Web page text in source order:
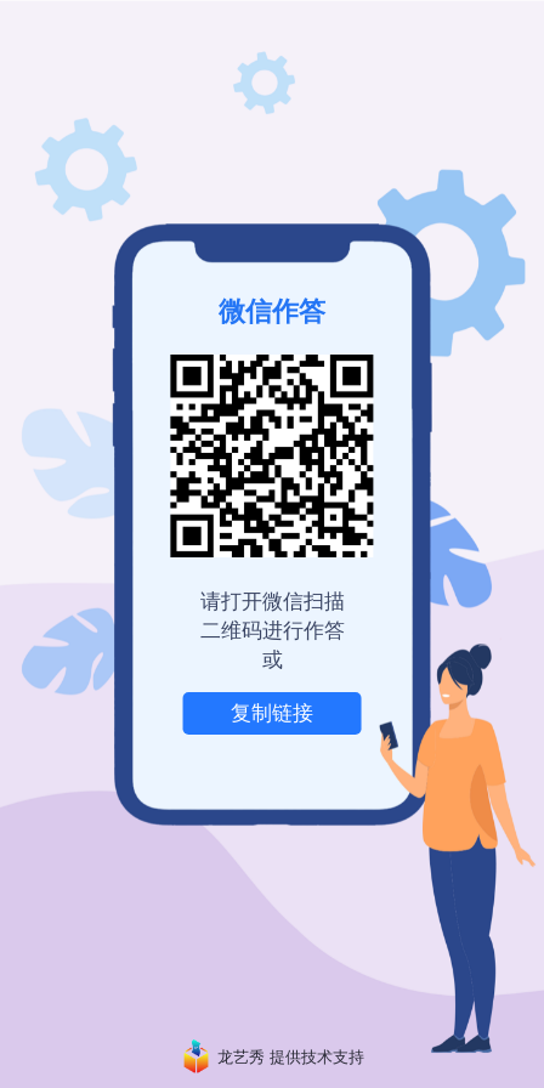
该接龙未发布
登录查看历史记录 我也要免费创建
粤ICP备19150304号
举报
微信作答
请打开微信扫描
二维码进行作答
或
复制链接
龙艺秀 提供技术支持